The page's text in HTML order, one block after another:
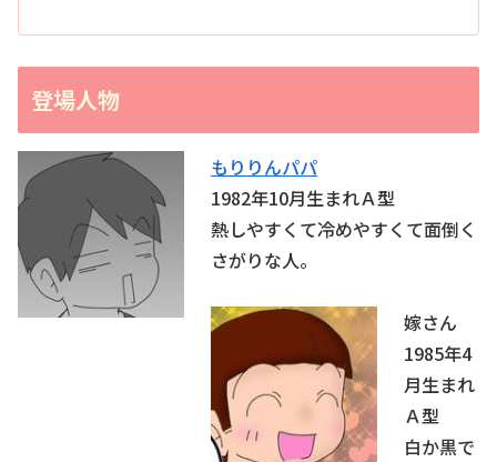
登場人物
もりりんパパ
1982年10月生まれＡ型
熱しやすくて冷めやすくて面倒く
さがりな人。
嫁さん
1985年4
月生まれ
Ａ型
白か黒で